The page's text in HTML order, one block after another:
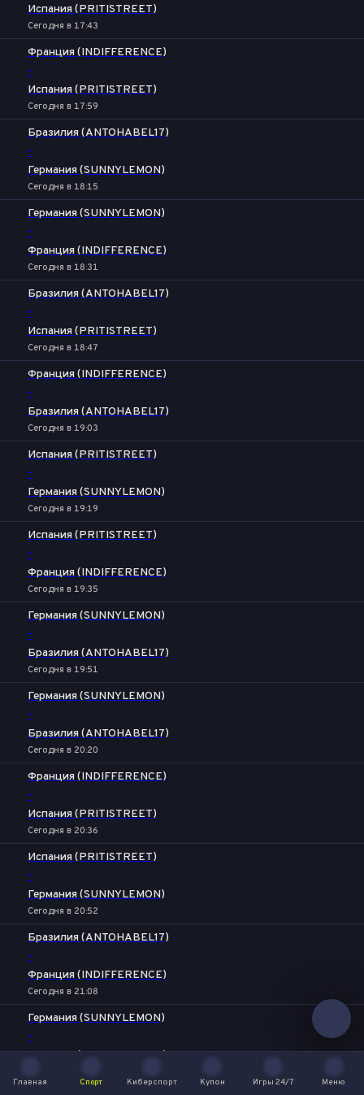
Испания (PRITISTREET)
Сегодня в 17:43
Франция (INDIFFERENCE)
-
Испания (PRITISTREET)
Сегодня в 17:59
Бразилия (ANTOHABEL17)
-
Германия (SUNNYLEMON)
Сегодня в 18:15
Германия (SUNNYLEMON)
-
Франция (INDIFFERENCE)
Сегодня в 18:31
Бразилия (ANTOHABEL17)
-
Испания (PRITISTREET)
Сегодня в 18:47
Франция (INDIFFERENCE)
-
Бразилия (ANTOHABEL17)
Сегодня в 19:03
Испания (PRITISTREET)
-
Германия (SUNNYLEMON)
Сегодня в 19:19
Испания (PRITISTREET)
-
Франция (INDIFFERENCE)
Сегодня в 19:35
Германия (SUNNYLEMON)
-
Бразилия (ANTOHABEL17)
Сегодня в 19:51
Германия (SUNNYLEMON)
-
Бразилия (ANTOHABEL17)
Сегодня в 20:20
Франция (INDIFFERENCE)
-
Испания (PRITISTREET)
Сегодня в 20:36
Испания (PRITISTREET)
-
Германия (SUNNYLEMON)
Сегодня в 20:52
Бразилия (ANTOHABEL17)
-
Франция (INDIFFERENCE)
Сегодня в 21:08
Германия (SUNNYLEMON)
-
Франция (INDIFFERENCE)
Главная
Спорт
Киберспорт
Купон
Игры 24/7
Меню